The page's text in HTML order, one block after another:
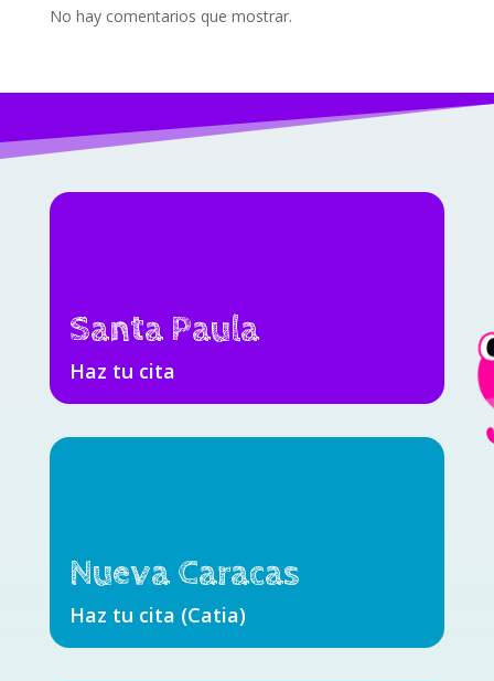
No hay comentarios que mostrar.
Santa Paula
Haz tu cita
Nueva Caracas
Haz tu cita (Catia)